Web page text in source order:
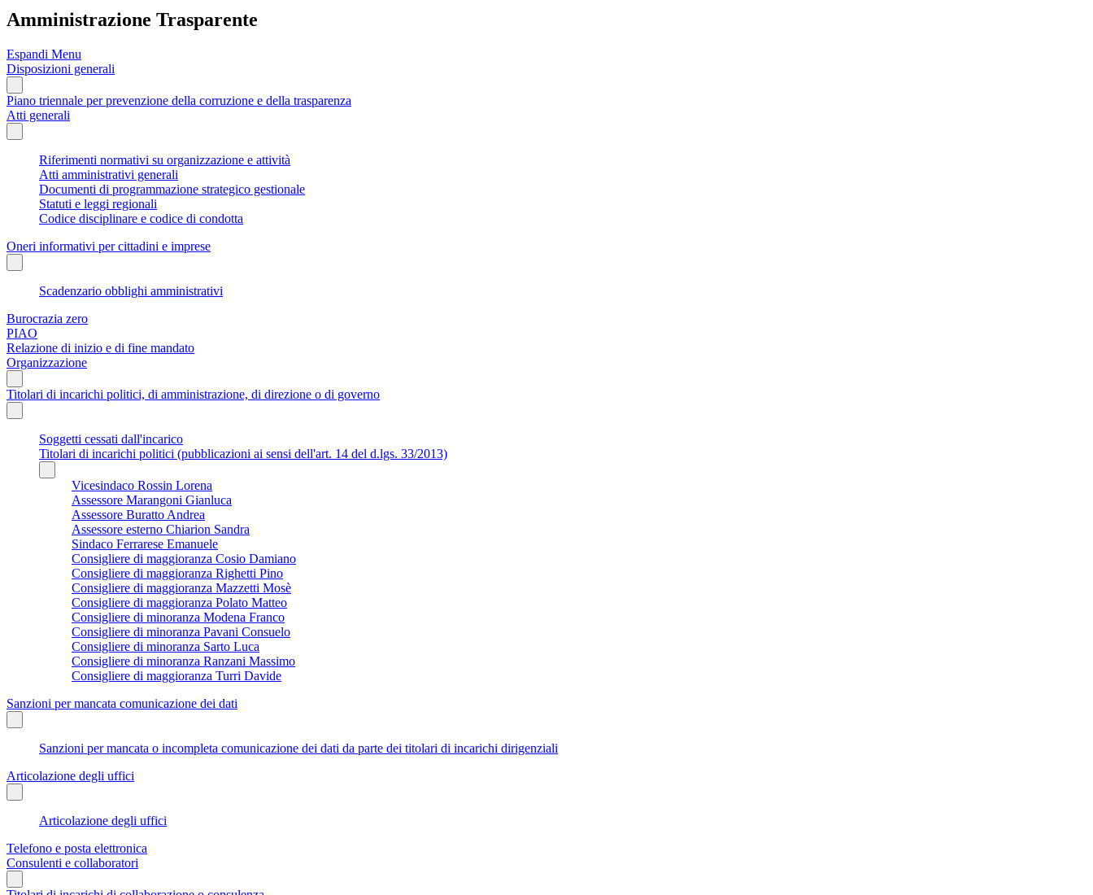
Amministrazione Trasparente
Espandi Menu
Disposizioni generali
Piano triennale per prevenzione della corruzione e della trasparenza
Atti generali
Riferimenti normativi su organizzazione e attività
Atti amministrativi generali
Documenti di programmazione strategico gestionale
Statuti e leggi regionali
Codice disciplinare e codice di condotta
Oneri informativi per cittadini e imprese
Scadenzario obblighi amministrativi
Burocrazia zero
PIAO
Relazione di inizio e di fine mandato
Organizzazione
Titolari di incarichi politici, di amministrazione, di direzione o di governo
Soggetti cessati dall'incarico
Titolari di incarichi politici (pubblicazioni ai sensi dell'art. 14 del d.lgs. 33/2013)
Vicesindaco Rossin Lorena
Assessore Marangoni Gianluca
Assessore Buratto Andrea
Assessore esterno Chiarion Sandra
Sindaco Ferrarese Emanuele
Consigliere di maggioranza Cosio Damiano
Consigliere di maggioranza Righetti Pino
Consigliere di maggioranza Mazzetti Mosè
Consigliere di maggioranza Polato Matteo
Consigliere di minoranza Modena Franco
Consigliere di minoranza Pavani Consuelo
Consigliere di minoranza Sarto Luca
Consigliere di minoranza Ranzani Massimo
Consigliere di maggioranza Turri Davide
Sanzioni per mancata comunicazione dei dati
Sanzioni per mancata o incompleta comunicazione dei dati da parte dei titolari di incarichi dirigenziali
Articolazione degli uffici
Articolazione degli uffici
Telefono e posta elettronica
Consulenti e collaboratori